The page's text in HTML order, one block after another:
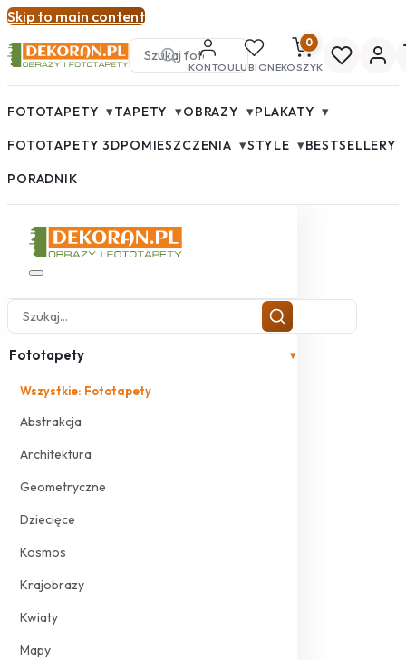
Skip to main content
KONTOULUBIONE
0
KOSZYK
FOTOTAPETY ▾TAPETY ▾OBRAZY ▾PLAKATY ▾
FOTOTAPETY 3DPOMIESZCZENIA ▾STYLE ▾BESTSELLERY
PORADNIK
Fototapety ▾
Wszystkie: Fototapety
Abstrakcja
Architektura
Geometryczne
Dziecięce
Kosmos
Krajobrazy
Kwiaty
Mapy